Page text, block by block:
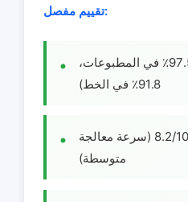
تقييم مفصل:
دقة التعرف: 9.0/10 (97.5٪ في المطبوعات،
91.8٪ في الخط)
سرعة المعالجة: 8.2/10 (سرعة معالجة
متوسطة)